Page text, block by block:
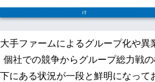
手ファームによるグループ化や
社での競争からグループ総力戦
にある状況が一段と鮮明になって